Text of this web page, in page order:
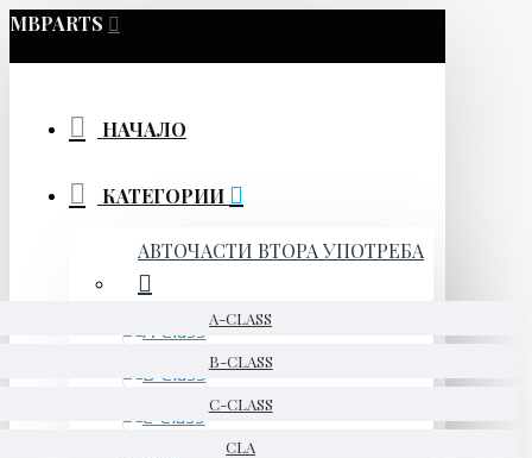
MBPARTS
НАЧАЛО
КАТЕГОРИИ
АВТОЧАСТИ ВТОРА УПОТРЕБА
A-CLASS
B-CLASS
C-CLASS
CLA